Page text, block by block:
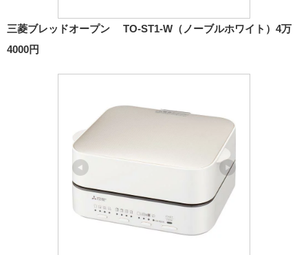
三菱ブレッドオープン TO-ST1-W（ノーブルホワイト）4万
4000円